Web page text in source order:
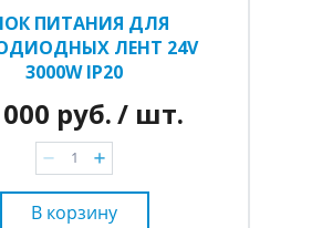
ПИТАНИЯ ДЛЯ
ЛЕНТ 24V
3000W IP20
руб./ шт.
В корзину